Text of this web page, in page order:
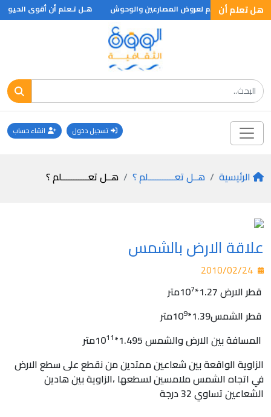
هل تعلم أن
كان يستخدم لعروض المصارعين والوحوش هـل تـعلم أن أقوى
تسجيل دخول انشاء حساب
الرئيسية هــل تعـــــــــــلم ؟ هــل تعـــــــــــلم ؟
علاقة الارض بالشمس
قطر الارض 1.27*10
7
متر
قطر الشمس1.39*10
9
متر
المسافة بين الارض والشمس 1.495*10
11
متر
الزاوية الواقعة بين شعاعين ممتدين من نقطع على سطع الارض
في اتجاه الشمس ملامسين لسطعها ،الزاوية بين هادين
الشعاعين تساوي 32 درجة